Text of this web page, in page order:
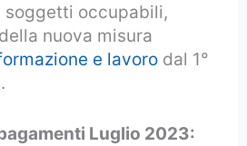
soggetti occupabili,
nuova misura
e lavoro dal 1°
Luglio 2023: